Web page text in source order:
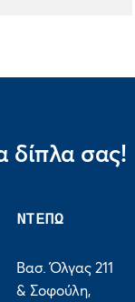
δίπλα σας!
ΝΤΕΠΩ
Βασ. Όλγας 211
& Σοφούλη,